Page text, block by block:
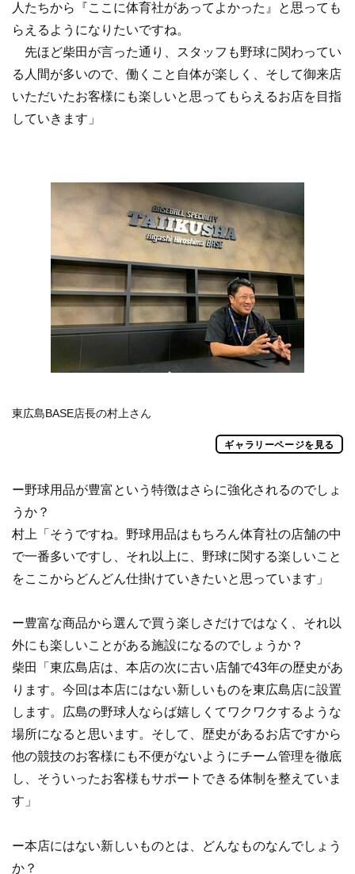
人たちから『ここに体育社があってよかった』と思っても
らえるようになりたいですね。
先ほど柴田が言った通り、スタッフも野球に関わってい
る人間が多いので、働くこと自体が楽しく、そして御来店
いただいたお客様にも楽しいと思ってもらえるお店を目指
していきます」
東広島BASE店長の村上さん
ギャラリーページを見る
ー野球用品が豊富という特徴はさらに強化されるのでしょ
うか？
村上「そうですね。野球用品はもちろん体育社の店舗の中
で一番多いですし、それ以上に、野球に関する楽しいこと
をここからどんどん仕掛けていきたいと思っています」
ー豊富な商品から選んで買う楽しさだけではなく、それ以
外にも楽しいことがある施設になるのでしょうか？
柴田「東広島店は、本店の次に古い店舗で43年の歴史があ
ります。今回は本店にはない新しいものを東広島店に設置
します。広島の野球人ならば嬉しくてワクワクするような
場所になると思います。そして、歴史があるお店ですから
他の競技のお客様にも不便がないようにチーム管理を徹底
し、そういったお客様もサポートできる体制を整えていま
す」
ー本店にはない新しいものとは、どんなものなんでしょう
か？